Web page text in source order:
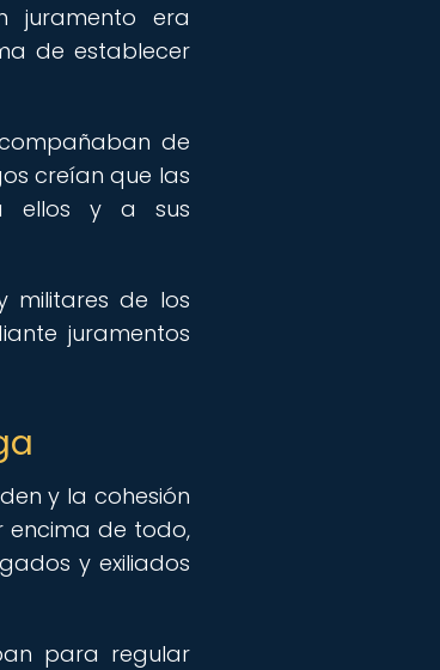
juramento era
de establecer
de
creían que las
ellos y a sus
militares de los
juramentos
y la cohesión
encima de todo,
y exiliados
para regular